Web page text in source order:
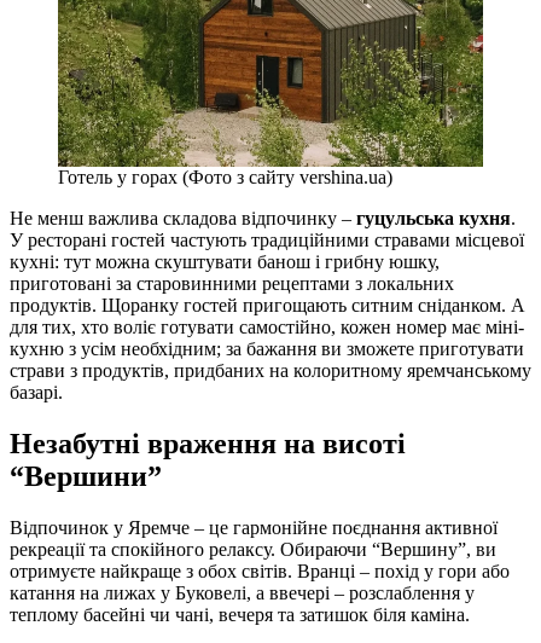
Готель у горах (Фото з сайту vershina.ua)
Не менш важлива складова відпочинку – гуцульська кухня.
У ресторані гостей частують традиційними стравами місцевої
кухні: тут можна скуштувати банош і грибну юшку,
приготовані за старовинними рецептами з локальних
продуктів. Щоранку гостей пригощають ситним сніданком. А
для тих, хто воліє готувати самостійно, кожен номер має міні-
кухню з усім необхідним; за бажання ви зможете приготувати
страви з продуктів, придбаних на колоритному яремчанському
базарі.
Незабутні враження на висоті
“Вершини”
Відпочинок у Яремче – це гармонійне поєднання активної
рекреації та спокійного релаксу. Обираючи “Вершину”, ви
отримуєте найкраще з обох світів. Вранці – похід у гори або
катання на лижах у Буковелі, а ввечері – розслаблення у
теплому басейні чи чані, вечеря та затишок біля каміна.